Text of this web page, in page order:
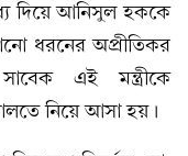
দিয়ে আনিসুল হককে
ধরনের অপ্রীতিকর
এই মন্ত্রীকে
নিয়ে আসা হয়।